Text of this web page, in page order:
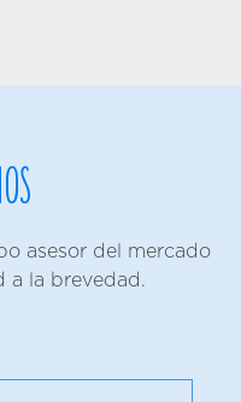
asesor del mercado
a la brevedad.